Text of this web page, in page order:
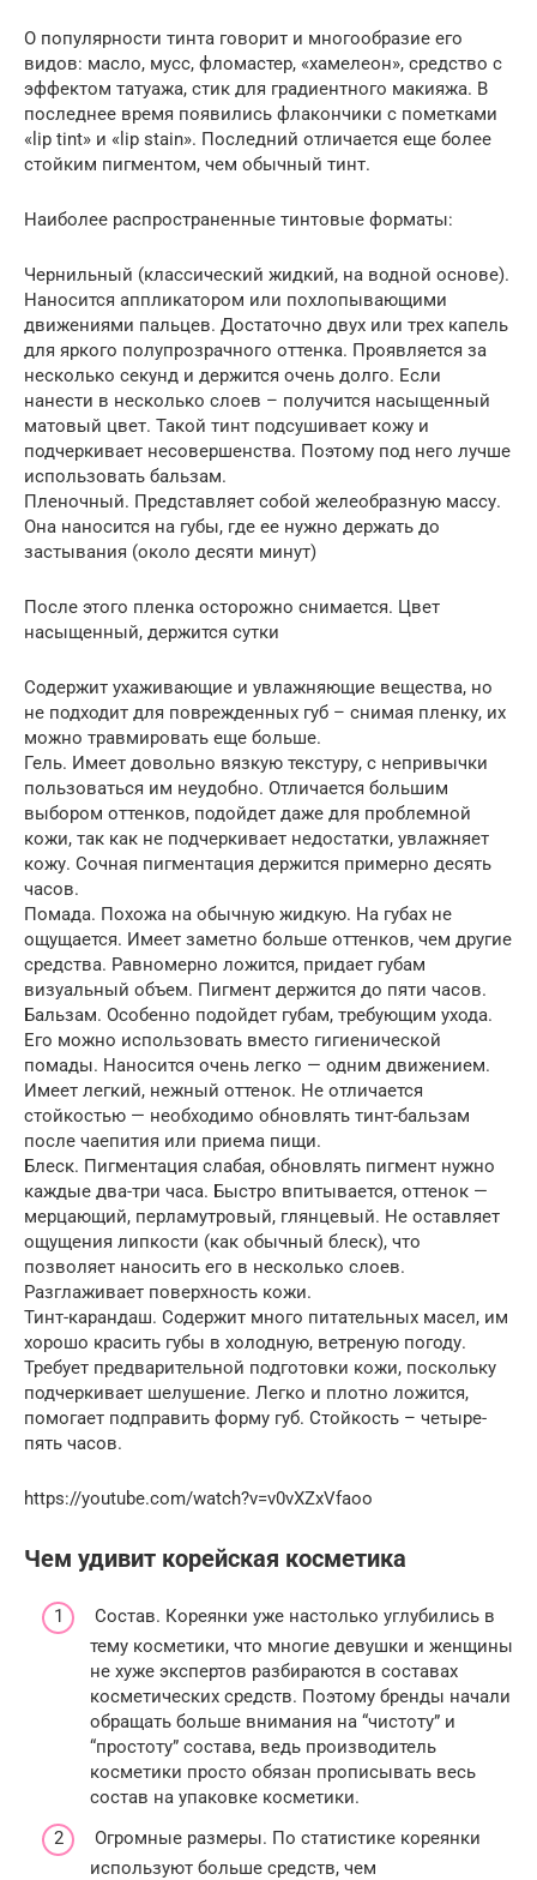
О популярности тинта говорит и многообразие его
видов: масло, мусс, фломастер, «хамелеон», средство с
эффектом татуажа, стик для градиентного макияжа. В
последнее время появились флакончики с пометками
«lip tint» и «lip stain». Последний отличается еще более
стойким пигментом, чем обычный тинт.
Наиболее распространенные тинтовые форматы:
Чернильный (классический жидкий, на водной основе).
Наносится аппликатором или похлопывающими
движениями пальцев. Достаточно двух или трех капель
для яркого полупрозрачного оттенка. Проявляется за
несколько секунд и держится очень долго. Если
нанести в несколько слоев – получится насыщенный
матовый цвет. Такой тинт подсушивает кожу и
подчеркивает несовершенства. Поэтому под него лучше
использовать бальзам.
Пленочный. Представляет собой желеобразную массу.
Она наносится на губы, где ее нужно держать до
застывания (около десяти минут)
После этого пленка осторожно снимается. Цвет
насыщенный, держится сутки
Содержит ухаживающие и увлажняющие вещества, но
не подходит для поврежденных губ – снимая пленку, их
можно травмировать еще больше.
Гель. Имеет довольно вязкую текстуру, с непривычки
пользоваться им неудобно. Отличается большим
выбором оттенков, подойдет даже для проблемной
кожи, так как не подчеркивает недостатки, увлажняет
кожу. Сочная пигментация держится примерно десять
часов.
Помада. Похожа на обычную жидкую. На губах не
ощущается. Имеет заметно больше оттенков, чем другие
средства. Равномерно ложится, придает губам
визуальный объем. Пигмент держится до пяти часов.
Бальзам. Особенно подойдет губам, требующим ухода.
Его можно использовать вместо гигиенической
помады. Наносится очень легко — одним движением.
Имеет легкий, нежный оттенок. Не отличается
стойкостью — необходимо обновлять тинт-бальзам
после чаепития или приема пищи.
Блеск. Пигментация слабая, обновлять пигмент нужно
каждые два-три часа. Быстро впитывается, оттенок —
мерцающий, перламутровый, глянцевый. Не оставляет
ощущения липкости (как обычный блеск), что
позволяет наносить его в несколько слоев.
Разглаживает поверхность кожи.
Тинт-карандаш. Содержит много питательных масел, им
хорошо красить губы в холодную, ветреную погоду.
Требует предварительной подготовки кожи, поскольку
подчеркивает шелушение. Легко и плотно ложится,
помогает подправить форму губ. Стойкость – четыре-
пять часов.
https://youtube.com/watch?v=v0vXZxVfaoo
Чем удивит корейская косметика
Состав. Кореянки уже настолько углубились в
тему косметики, что многие девушки и женщины
не хуже экспертов разбираются в составах
косметических средств. Поэтому бренды начали
обращать больше внимания на “чистоту” и
“простоту” состава, ведь производитель
косметики просто обязан прописывать весь
состав на упаковке косметики.
Огромные размеры. По статистике кореянки
используют больше средств, чем